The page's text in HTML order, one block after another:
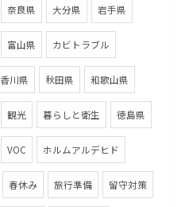
奈良県 大分県 岩手県
富山県 カビトラブル
香川県 秋田県 和歌山県
観光 暮らしと衛生 徳島県
VOC ホルムアルデヒド
春休み 旅行準備 留守対策